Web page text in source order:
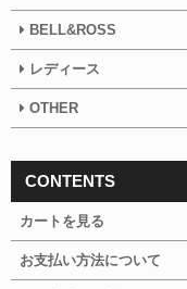
BELL&ROSS
レディース
OTHER
CONTENTS
カートを見る
お支払い方法について